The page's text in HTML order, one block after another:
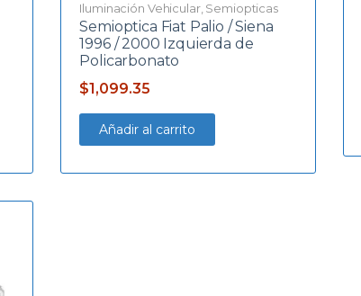
Iluminación Vehicular,Semiopticas
Semioptica Fiat Palio / Siena
1996 / 2000 Izquierda de
Policarbonato
$1,099.35
Añadir al carrito